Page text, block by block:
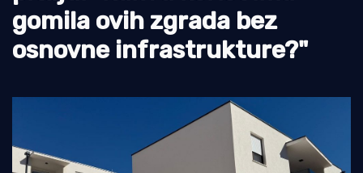
gomila ovih zgrada bez
osnovne infrastrukture?"